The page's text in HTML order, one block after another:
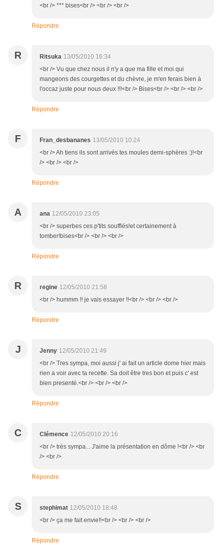
<br /> *** bises<br /> <br /> <br />
Répondre
R Ritsuka 13/05/2010 16:34
<br /> Vu que chez nous il n'y a que ma fille et moi qui
mangeons des courgettes et du chèvre, je m'en ferais bien à
l'occaz juste pour nous deux !!!<br /> Bises<br /> <br /> <br />
Répondre
F Fran_desbananes 13/05/2010 10:24
<br /> Ah tiens ils sont arrivés tes moules demi-sphères :)!<br
/> <br /> <br />
Répondre
A ana 12/05/2010 23:05
<br /> superbes ces p'tits soufflés!et certainement à
tomber!bises<br /> <br /> <br />
Répondre
R regine 12/05/2010 21:58
<br /> hummm !! je vais essayer !!<br /> <br /> <br />
Répondre
J Jenny 12/05/2010 21:49
<br /> Tres sympa, moi aussi j' ai fait un article dome hier mais
rien a voir avec ta recette. Sa doit être tres bon et puis c' est
bien presenté.<br /> <br /> <br />
Répondre
C Clémence 12/05/2010 20:16
<br /> très sympa... J'aime la présentation en dôme !<br /> <br
/> <br />
Répondre
S stephimat 12/05/2010 18:48
<br /> ça me fait envie!!<br /> <br /> <br />
Répondre